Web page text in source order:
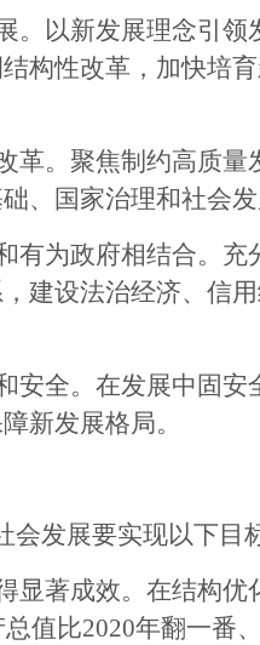
以新发展理念引领
构性改革，加快培
。聚焦制约高质量
、国家治理和社会
为政府相结合。充
建设法治经济、信
全。在发展中固安
新发展格局。
会发展要实现以下目
著成效。在结构优
值比2020年翻一番